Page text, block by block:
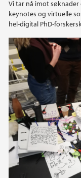
Vi tar nå imot
keynotes og virtuelle
hel-digital PhD-